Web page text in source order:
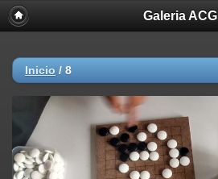
Galeria ACG
Inicio / 8